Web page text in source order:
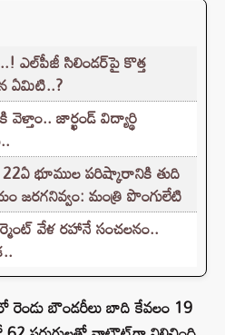
ఎల్‌పీజీ సిలిండర్‌పై కొత్త
ఏమిటి..?
జార్ఖండ్ విద్యార్థి
భూముల పరిష్కారానికి తుది
జరగనివ్వం: మంత్రి పొంగులేటి
వేళ రహానే సంచలనం..
బౌండరీలు బాది కేవలం 19